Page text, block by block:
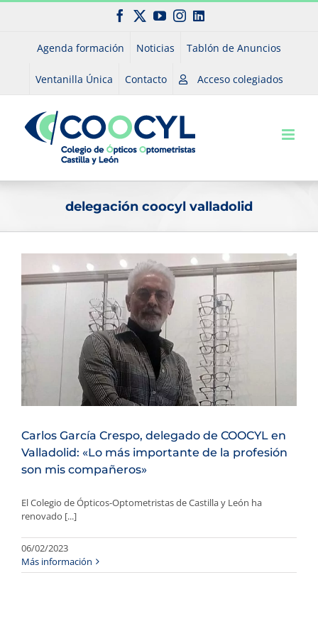
Saltar
Facebook
X YouTubeInstagram
LinkedIn
Agenda formación Noticias Tablón de Anuncios
Ventanilla Única Contacto Acceso colegiados
delegación coocyl valladolid
Carlos García Crespo, delegado de COOCYL en
Valladolid: «Lo más importante de la profesión
son mis compañeros»
El Colegio de Ópticos-Optometristas de Castilla y León ha
renovado [...]
06/02/2023
Más información